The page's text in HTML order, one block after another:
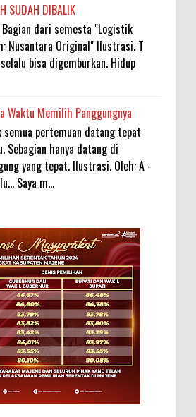
SUDAH DIBALIK
dari semesta "Logistik
Nusantara Original" Ilustrasi. T
bisa digemburkan. Hidup
Waktu Memilih Panggungnya
semua pertemuan datang tepat
Sebagian hanya datang di
yang tepat. Ilustrasi. Oleh: A -
Saya m...